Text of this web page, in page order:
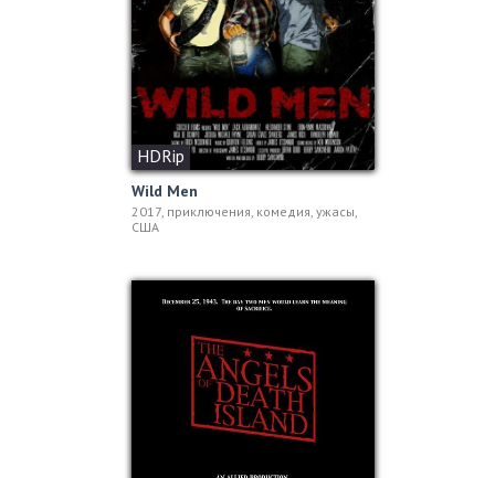
HDRip
Wild Men
2017, приключения, комедия, ужасы,
США